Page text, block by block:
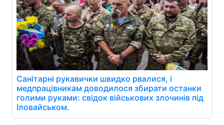
Санітарні рукавички швидко рвалися, і
медпрацівникам доводилося збирати останки
голими руками: свідок військових злочинів під
Іловайськом.